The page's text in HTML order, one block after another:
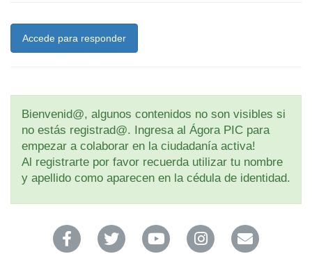
Accede para responder
Bienvenid@, algunos contenidos no son visibles si
no estás registrad@. Ingresa al Ágora PIC para
empezar a colaborar en la ciudadanía activa!
Al registrarte por favor recuerda utilizar tu nombre
y apellido como aparecen en la cédula de identidad.